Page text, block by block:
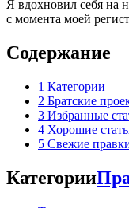
Я вдохновил себя на
с момента моей
Содержание
1 Категории
2 Братские
3 Избранные
4 Хорошие
5 Свежие
Категории